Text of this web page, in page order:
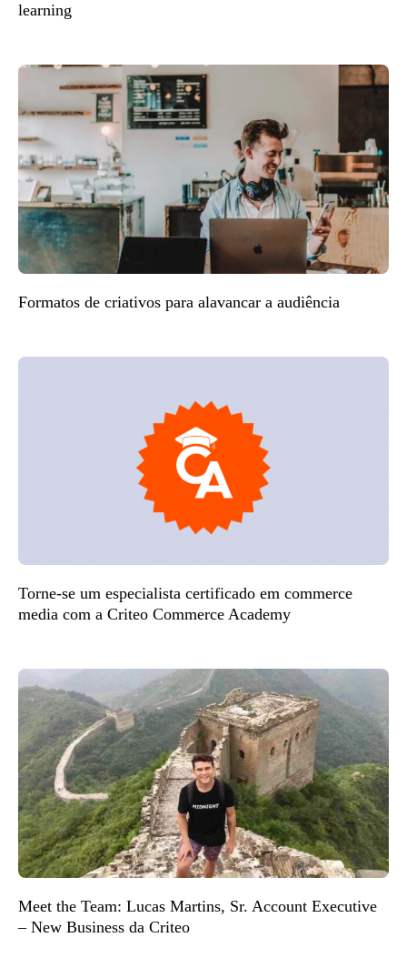
learning
Formatos de criativos para alavancar a audiência
Torne-se um especialista certificado em commerce
media com a Criteo Commerce Academy
Meet the Team: Lucas Martins, Sr. Account Executive
– New Business da Criteo